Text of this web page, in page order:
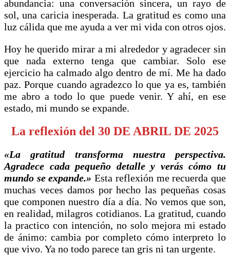
abundancia: una conversación sincera, un rayo de
sol, una caricia inesperada. La gratitud es como una
luz cálida que me ayuda a ver mi vida con otros ojos.
Hoy he querido mirar a mi alrededor y agradecer sin
que nada externo tenga que cambiar. Solo ese
ejercicio ha calmado algo dentro de mí. Me ha dado
paz. Porque cuando agradezco lo que ya es, también
me abro a todo lo que puede venir. Y ahí, en ese
estado, mi mundo se expande.
La reflexión del 30 DE ABRIL DE 2025
«La gratitud transforma nuestra perspectiva.
Agradece cada pequeño detalle y verás cómo tu
mundo se expande.» Esta reflexión me recuerda que
muchas veces damos por hecho las pequeñas cosas
que componen nuestro día a día. No vemos que son,
en realidad, milagros cotidianos. La gratitud, cuando
la practico con intención, no solo mejora mi estado
de ánimo: cambia por completo cómo interpreto lo
que vivo. Ya no todo parece tan gris ni tan urgente.